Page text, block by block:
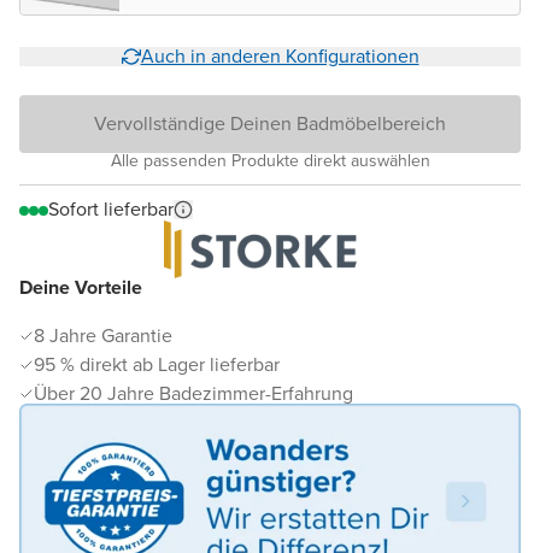
Deine Vorteile
8 Jahre Garantie
95 % direkt ab Lager lieferbar
Über 20 Jahre Badezimmer-Erfahrung
Auch in anderen Konfigurationen
Vervollständige Deinen Badmöbelbereich
Alle passenden Produkte direkt auswählen
Sofort lieferbar